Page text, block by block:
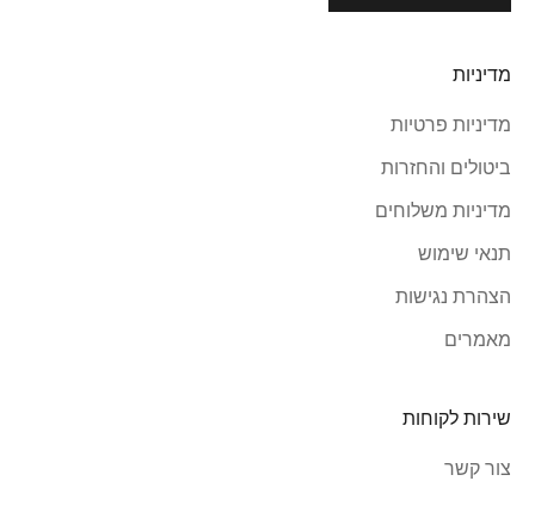
מדיניות
מדיניות פרטיות
ביטולים והחזרות
מדיניות משלוחים
תנאי שימוש
הצהרת נגישות
מאמרים
שירות לקוחות
צור קשר